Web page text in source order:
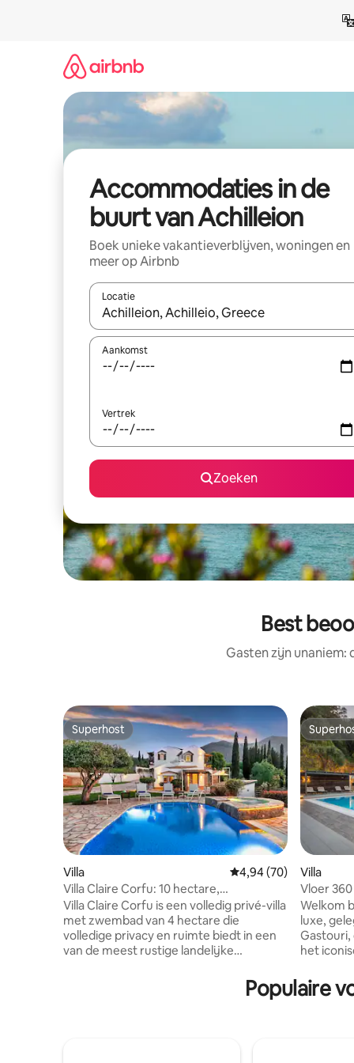
Accommodaties in de
buurt van Achilleion
Boek unieke vakantieverblijven, woningen en
meer op Airbnb
Locatie
Wanneer er resultaten beschikbaar zijn, maak
Aankomst
Vertrek
Zoeken
Best
Gasten zijn
Superhost
Superhost
Villa Gemiddelde
4,94 (70)
Villa Claire Corfu: 10 hectare,
privézwembad en studio
Villa Claire Corfu is een volledig privé-villa
met zwembad van 4 hectare die
volledige privacy en ruimte biedt in een
van de meest rustige landelijke
ligt op korte rijafstand van stranden en
de oude stad van Korfoe – een UNESCO-
Villa
Vloer
Welkom
luxe,
Gastouri,
het
Populaire